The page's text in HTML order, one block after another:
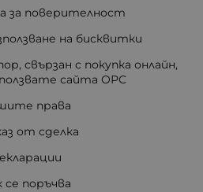
за поверителност
на бисквитки
свързан с покупка онлайн,
сайта ОРС
права
от сделка
се поръчва